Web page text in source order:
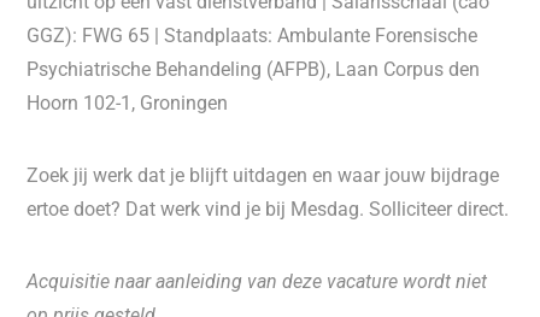
GGZ): FWG 65 | Standplaats: Ambulante Forensische
Psychiatrische Behandeling (AFPB), Laan Corpus den
Hoorn 102-1, Groningen
Zoek jij werk dat je blijft uitdagen en waar jouw bijdrage
ertoe doet? Dat werk vind je bij Mesdag. Solliciteer direct.
Acquisitie naar aanleiding van deze vacature wordt niet